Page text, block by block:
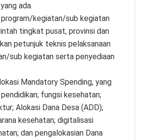
ada.
program/kegiatan/sub kegiatan
tingkat pusat, provinsi dan
petunjuk teknis pelaksanaan
sub kegiatan serta penyediaan
Mandatory Spending, yang
fungsi kesehatan;
Alokasi Dana Desa (ADD);
kesehatan; digitalisasi
dan pengalokasian Dana